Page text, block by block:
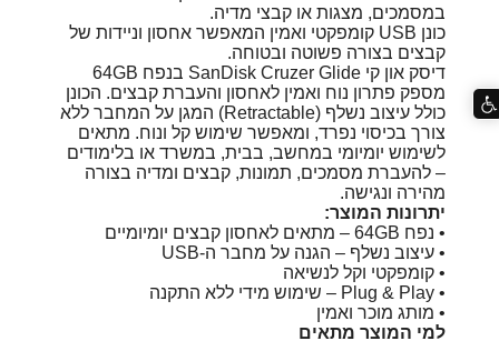
במסמכים, מצגות או קבצי מדיה.
כונן USB קומפקטי ואמין המאפשר אחסון וניידות של
קבצים בצורה פשוטה ובטוחה.
דיסק און קי SanDisk Cruzer Glide בנפח 64GB
מספק פתרון נוח ואמין לאחסון והעברת קבצים. הכונן
כולל עיצוב נשלף (Retractable) המגן על המחבר ללא
צורך בכיסוי נפרד, ומאפשר שימוש קל ונוח. מתאים
לשימוש יומיומי במחשב, בבית, במשרד או בלימודים
– להעברת מסמכים, תמונות, קבצים ומדיה בצורה
מהירה ונגישה.
יתרונות המוצר:
• נפח 64GB – מתאים לאחסון קבצים יומיומיים
• עיצוב נשלף – הגנה על מחבר ה-USB
• קומפקטי וקל לנשיאה
• Plug & Play – שימוש מידי ללא התקנה
• מותג מוכר ואמין
למי המוצר מתאים